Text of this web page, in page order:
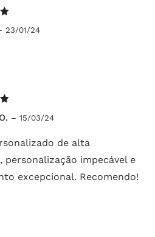
23/01/24
– 15/03/24
de alta
personalização impecável e
excepcional. Recomendo!